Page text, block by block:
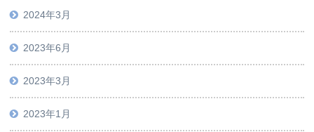
2024年3月
2023年6月
2023年3月
2023年1月